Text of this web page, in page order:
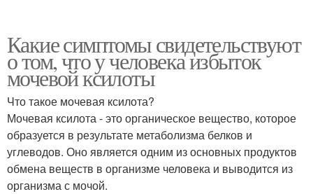
Какие симптомы свидетельствуют
о том, что у человека избыток
мочевой ксилоты
Что такое мочевая ксилота?
Мочевая ксилота - это органическое вещество, которое
образуется в результате метаболизма белков и
углеводов. Оно является одним из основных продуктов
обмена веществ в организме человека и выводится из
организма с мочой.